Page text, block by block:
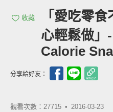
收藏
「愛吃零
心輕鬆做」
Calorie
分享給好友：
觀看次數：27715 • 2016-03-23